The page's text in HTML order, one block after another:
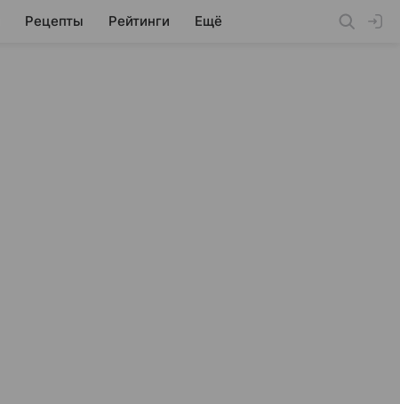
Рецепты Рейтинги Ещё